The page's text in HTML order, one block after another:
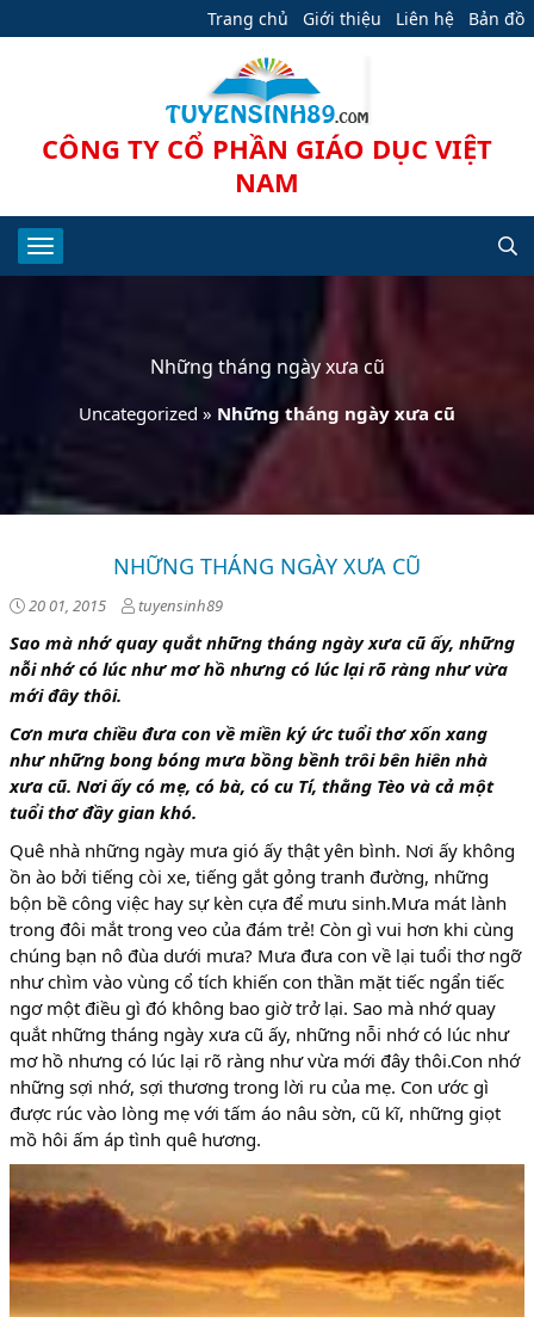
Trang chủ Giới thiệu Liên hệ Bản đồ
CÔNG TY CỔ PHẦN GIÁO DỤC VIỆT
NAM
Những tháng ngày xưa cũ
Uncategorized » Những tháng ngày xưa cũ
NHỮNG THÁNG NGÀY XƯA CŨ
20 01, 2015 tuyensinh89
Sao mà nhớ quay quắt những tháng ngày xưa cũ ấy, những
nỗi nhớ có lúc như mơ hồ nhưng có lúc lại rõ ràng như vừa
mới đây thôi.
Cơn mưa chiều đưa con về miền ký ức tuổi thơ xốn xang
như những bong bóng mưa bồng bềnh trôi bên hiên nhà
xưa cũ. Nơi ấy có mẹ, có bà, có cu Tí, thằng Tèo và cả một
tuổi thơ đầy gian khó.
Quê nhà những ngày mưa gió ấy thật yên bình. Nơi ấy không
ồn ào bởi tiếng còi xe, tiếng gắt gỏng tranh đường, những
bộn bề công việc hay sự kèn cựa để mưu sinh.Mưa mát lành
trong đôi mắt trong veo của đám trẻ! Còn gì vui hơn khi cùng
chúng bạn nô đùa dưới mưa? Mưa đưa con về lại tuổi thơ ngỡ
như chìm vào vùng cổ tích khiến con thần mặt tiếc ngẩn tiếc
ngơ một điều gì đó không bao giờ trở lại. Sao mà nhớ quay
quắt những tháng ngày xưa cũ ấy, những nỗi nhớ có lúc như
mơ hồ nhưng có lúc lại rõ ràng như vừa mới đây thôi.Con nhớ
những sợi nhớ, sợi thương trong lời ru của mẹ. Con ước gì
được rúc vào lòng mẹ với tấm áo nâu sờn, cũ kĩ, những giọt
mồ hôi ấm áp tình quê hương.